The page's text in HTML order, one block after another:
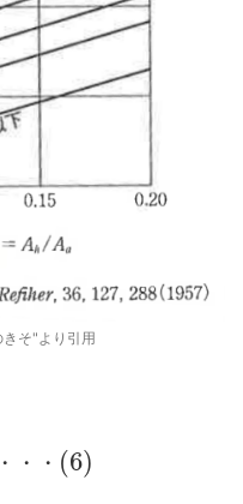
そ"より引用
・ ・ ・ (6)